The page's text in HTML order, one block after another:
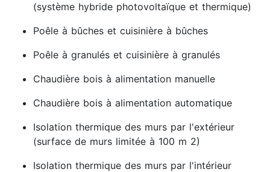
(système hybride photovoltaïque et thermique)
Poêle à bûches et cuisinière à bûches
Poêle à granulés et cuisinière à granulés
Chaudière bois à alimentation manuelle
Chaudière bois à alimentation automatique
Isolation thermique des murs par l'extérieur
(surface de murs limitée à 100 m 2)
Isolation thermique des murs par l'intérieur